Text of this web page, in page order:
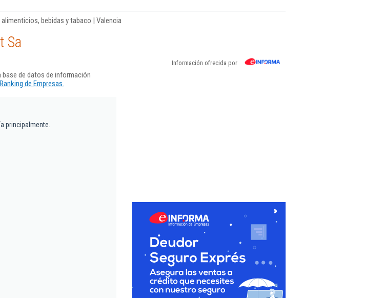
bebidas y tabaco | Valencia
Sa
Información ofrecida por
base de datos de información
de Empresas.
principalmente.